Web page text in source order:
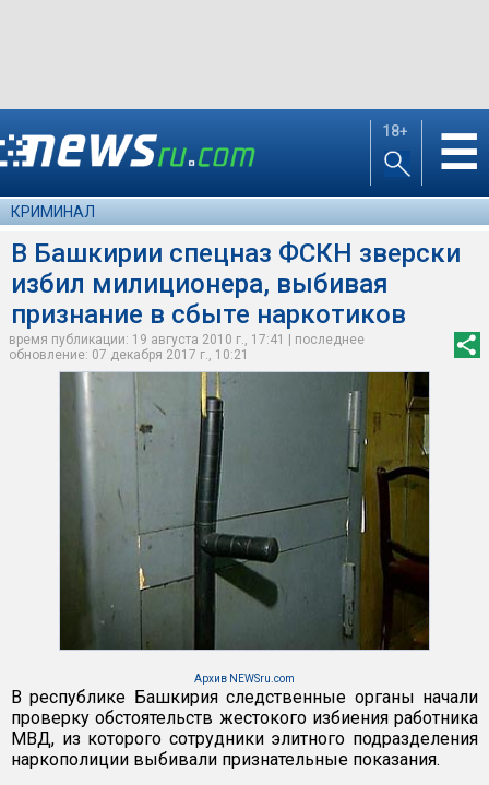
18+ ☰
КРИМИНАЛ
В Башкирии спецназ ФСКН зверски
избил милиционера, выбивая
признание в сбыте наркотиков
время публикации: 19 августа 2010 г., 17:41 | последнее
обновление: 07 декабря 2017 г., 10:21
Архив NEWSru.com
В республике Башкирия следственные органы начали
проверку обстоятельств жестокого избиения работника
МВД, из которого сотрудники элитного подразделения
наркополиции выбивали признательные показания.